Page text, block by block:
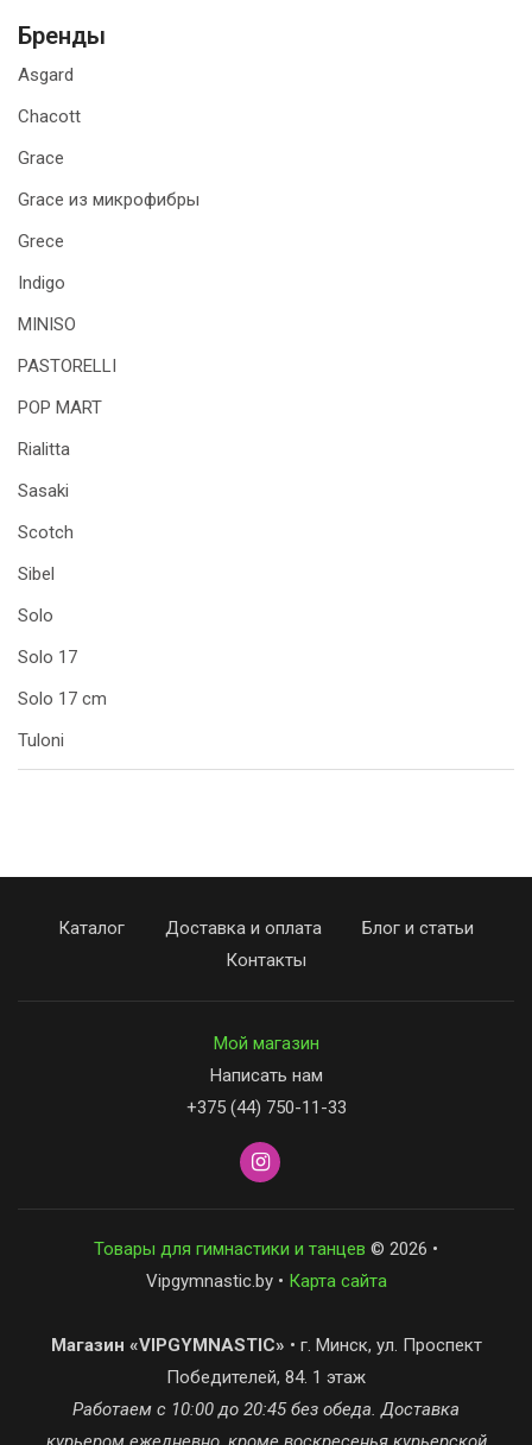
Бренды
Asgard
Chacott
Grace
Grace из микрофибры
Grece
Indigo
MINISO
PASTORELLI
POP MART
Rialitta
Sasaki
Scotch
Sibel
Solo
Solo 17
Solo 17 cm
Tuloni
Каталог Доставка и оплата
Блог и статьи
Контакты
Мой магазин
Написать нам
+375 (44) 750-11-33
Товары для гимнастики и танцев © 2026 •
Vipgymnastic.by • Карта сайта
Магазин «VIPGYMNASTIC» • г. Минск, ул. Проспект
Победителей, 84. 1 этаж
Работаем с 10:00 до 20:45 без обеда. Доставка